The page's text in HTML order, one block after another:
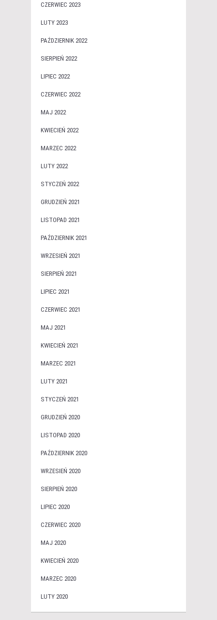
CZERWIEC 2023
LUTY 2023
PAŹDZIERNIK 2022
SIERPIEŃ 2022
LIPIEC 2022
CZERWIEC 2022
MAJ 2022
KWIECIEŃ 2022
MARZEC 2022
LUTY 2022
STYCZEŃ 2022
GRUDZIEŃ 2021
LISTOPAD 2021
PAŹDZIERNIK 2021
WRZESIEŃ 2021
SIERPIEŃ 2021
LIPIEC 2021
CZERWIEC 2021
MAJ 2021
KWIECIEŃ 2021
MARZEC 2021
LUTY 2021
STYCZEŃ 2021
GRUDZIEŃ 2020
LISTOPAD 2020
PAŹDZIERNIK 2020
WRZESIEŃ 2020
SIERPIEŃ 2020
LIPIEC 2020
CZERWIEC 2020
MAJ 2020
KWIECIEŃ 2020
MARZEC 2020
LUTY 2020